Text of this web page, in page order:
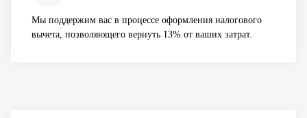
Мы поддержим вас в процессе оформления налогового
вычета, позволяющего вернуть 13% от ваших затрат.